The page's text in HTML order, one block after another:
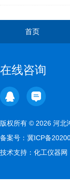
首页
在线咨询
版权所有 © 2026 河
备案号： 冀ICP备
技术支持： 化工仪器网